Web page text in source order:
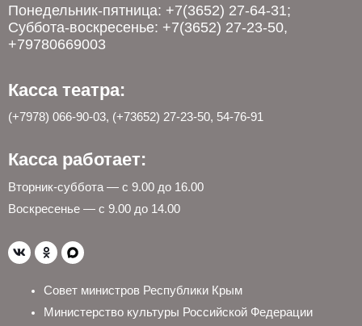
Понедельник-пятница: +7(3652) 27-64-31;
Суббота-воскресенье: +7(3652) 27-23-50,
+79780669003
Касса театра:
(+7978) 066-90-03, (+73652) 27-23-50, 54-76-91
Касса работает:
Вторник-суббота — с 9.00 до 16.00
Воскресенье — с 9.00 до 14.00
Совет министров Республики Крым
Министерство культуры Российской Федерации